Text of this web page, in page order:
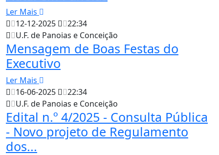
Ler Mais
12-12-2025
22:34
U.F. de Panoias e Conceição
Mensagem de Boas Festas do
Executivo
Ler Mais
16-06-2025
22:34
U.F. de Panoias e Conceição
Edital n.º 4/2025 - Consulta Pública
- Novo projeto de Regulamento
dos...